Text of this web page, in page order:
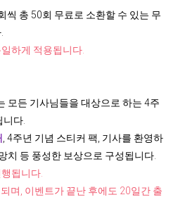
씩 총 50회 무료로 소환할 수 있는 무
하게 적용됩니다.
모든 기사님들을 대상으로 하는 4주
다.
, 4주년 기념 스티커 팩, 기사를 환영하
치 등 풍성한 보상으로 구성됩니다.
됩니다.
며, 이벤트가 끝난 후에도 20일간 출